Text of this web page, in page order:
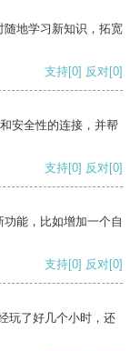
地学习新知识，拓宽
支持[0] 反对[0]
安全性的连接，并帮
支持[0] 反对[0]
能，比如增加一个自
支持[0] 反对[0]
玩了好几个小时，还